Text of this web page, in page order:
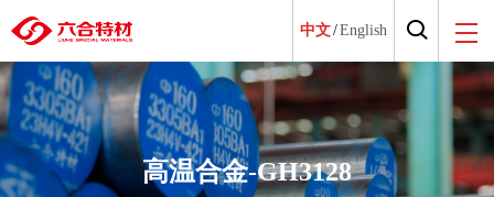
中文/English
高温合金-GH3128